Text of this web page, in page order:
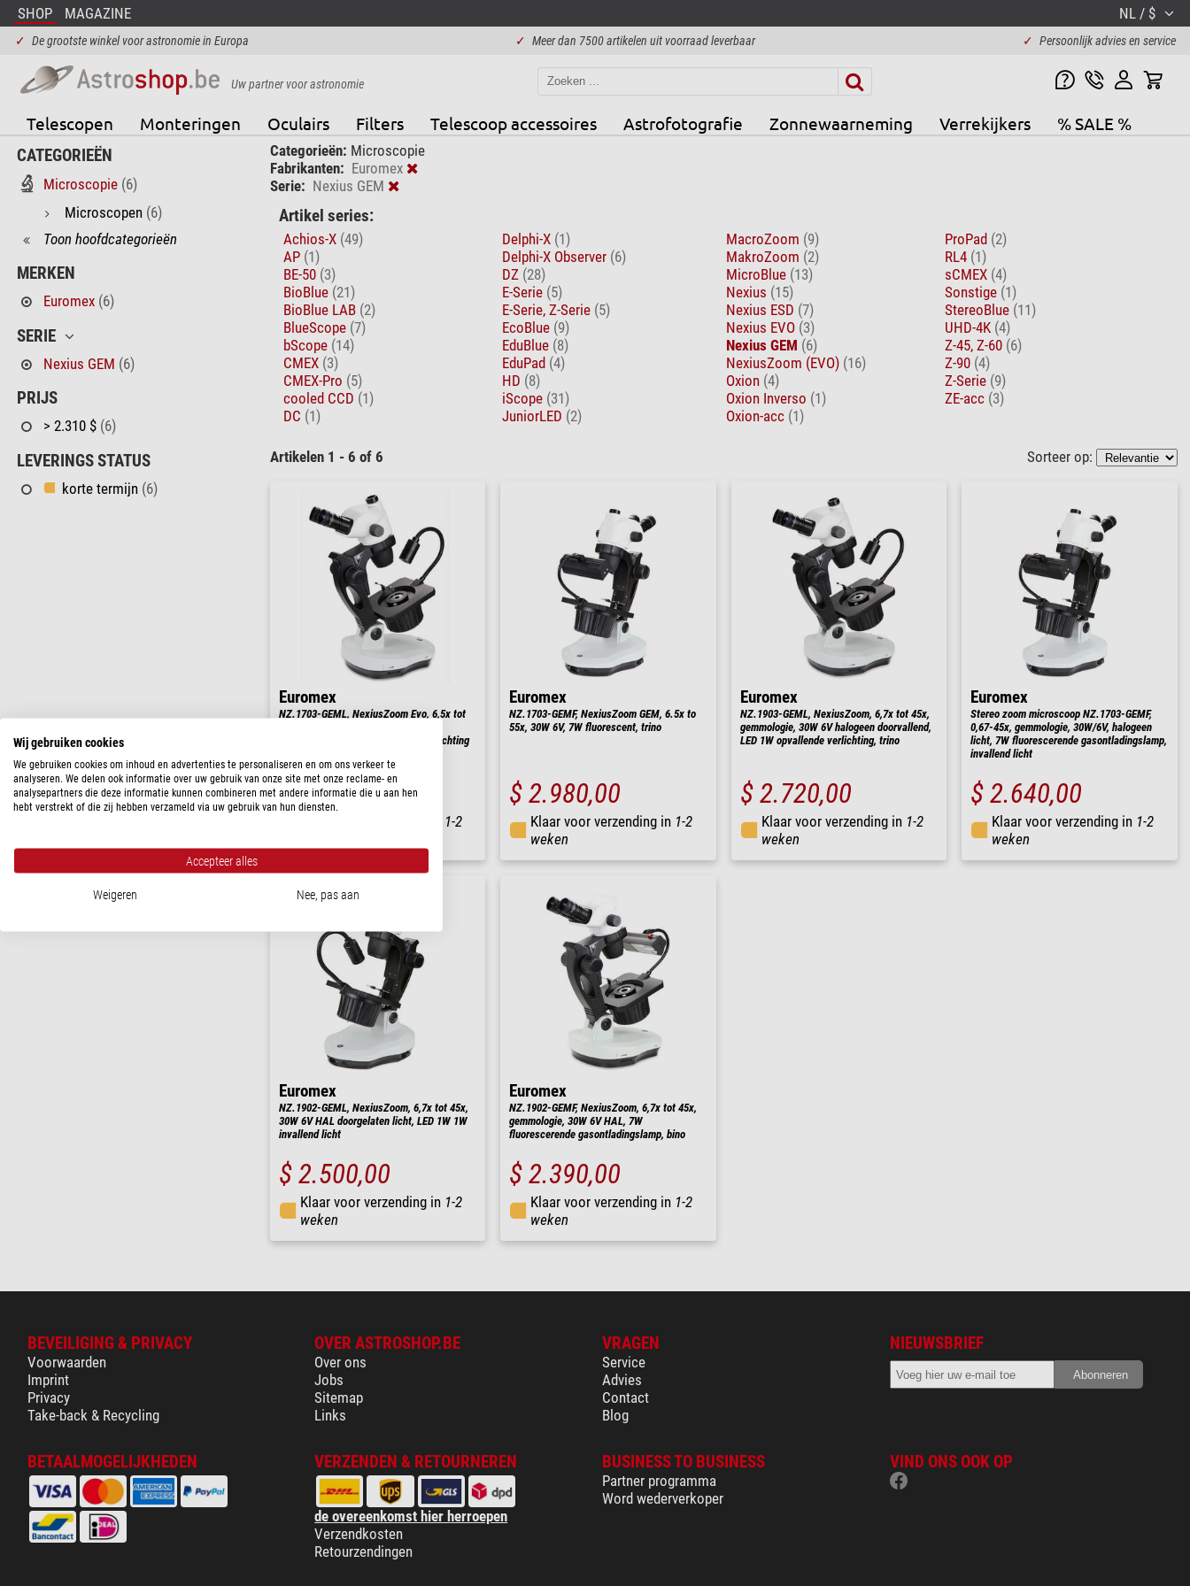
SHOP MAGAZINE NL / $
✓ De grootste winkel voor astronomie in Europa ✓ Meer dan 7500 artikelen uit voorraad leverbaar ✓ Persoonlijk advies en service
Uw partner voor astronomie
Telescopen Monteringen Oculairs Filters Telescoop accessoires Astrofotografie Zonnewaarneming Verrekijkers % SALE %
CATEGORIEËN
Microscopie (6)
Microscopen (6)
Toon hoofdcategorieën
MERKEN
Euromex (6)
SERIE
Nexius GEM (6)
PRIJS
> 2.310 $ (6)
LEVERINGS STATUS
korte termijn (6)
Categorieën: Microscopie
Fabrikanten: Euromex
Serie: Nexius GEM
Artikel series:
Achios-X (49)
AP (1)
BE-50 (3)
BioBlue (21)
BioBlue LAB (2)
BlueScope (7)
bScope (14)
CMEX (3)
CMEX-Pro (5)
cooled CCD (1)
DC (1)
Delphi-X (1)
Delphi-X Observer (6)
DZ (28)
E-Serie (5)
E-Serie, Z-Serie (5)
EcoBlue (9)
EduBlue (8)
EduPad (4)
HD (8)
iScope (31)
JuniorLED (2)
MacroZoom (9)
MakroZoom (2)
MicroBlue (13)
Nexius (15)
Nexius ESD (7)
Nexius EVO (3)
Nexius GEM (6)
NexiusZoom (EVO) (16)
Oxion (4)
Oxion Inverso (1)
Oxion-acc (1)
ProPad (2)
RL4 (1)
sCMEX (4)
Sonstige (1)
StereoBlue (11)
UHD-4K (4)
Z-45, Z-60 (6)
Z-90 (4)
Z-Serie (9)
ZE-acc (3)
Artikelen 1 - 6 of 6 Sorteer op:
Euromex
NZ.1703-GEML, NexiusZoom Evo, 6,5x tot
doorvallend, LED 1W opvallende verlichting
$ 3.010,00
1-2
Euromex
NZ.1703-GEMF, NexiusZoom GEM, 6.5x to
55x, 30W 6V, 7W fluorescent, trino
$ 2.980,00
Klaar voor verzending in 1-2
weken
Euromex
NZ.1903-GEML, NexiusZoom, 6,7x tot 45x,
gemmologie, 30W 6V halogeen doorvallend,
LED 1W opvallende verlichting, trino
$ 2.720,00
Klaar voor verzending in 1-2
weken
Euromex
Stereo zoom microscoop NZ.1703-GEMF,
0,67-45x, gemmologie, 30W/6V, halogeen
licht, 7W fluorescerende gasontladingslamp,
invallend licht
$ 2.640,00
Klaar voor verzending in 1-2
weken
Euromex
NZ.1902-GEML, NexiusZoom, 6,7x tot 45x,
30W 6V HAL doorgelaten licht, LED 1W 1W
invallend licht
$ 2.500,00
Klaar voor verzending in 1-2
weken
Euromex
NZ.1902-GEMF, NexiusZoom, 6,7x tot 45x,
gemmologie, 30W 6V HAL, 7W
fluorescerende gasontladingslamp, bino
$ 2.390,00
Klaar voor verzending in 1-2
weken
BEVEILIGING & PRIVACY
Voorwaarden
Imprint
Privacy
Take-back & Recycling
OVER ASTROSHOP.BE
Over ons
Jobs
Sitemap
Links
VRAGEN
Service
Advies
Contact
Blog
NIEUWSBRIEF
BETAALMOGELIJKHEDEN VERZENDEN & RETOURNEREN
de overeenkomst hier herroepen
Verzendkosten
Retourzendingen
BUSINESS TO BUSINESS
Partner programma
Word wederverkoper
VIND ONS OOK OP
Wij gebruiken cookies
We gebruiken cookies om inhoud en advertenties te personaliseren en om ons verkeer te
analyseren. We delen ook informatie over uw gebruik van onze site met onze reclame- en
analysepartners die deze informatie kunnen combineren met andere informatie die u aan hen
hebt verstrekt of die zij hebben verzameld via uw gebruik van hun diensten.
Accepteer alles
Weigeren Nee, pas aan